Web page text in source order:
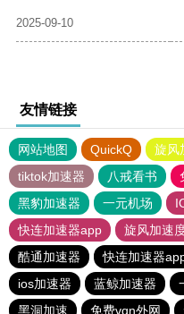
2025-09-10
友情链接
网站地图 QuickQ 旋风
tiktok加速器
八戒看书
黑豹加速器
一元机场
快连加速器app
旋风加速
酷通加速器
快连加速器
ios加速器
蓝鲸加速器
黑洞加速
免费vqn外网